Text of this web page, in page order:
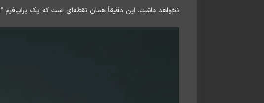
نخواهد داشت. این دقیقاً همان نقطه‌ای است که یک پراپ‌فرم